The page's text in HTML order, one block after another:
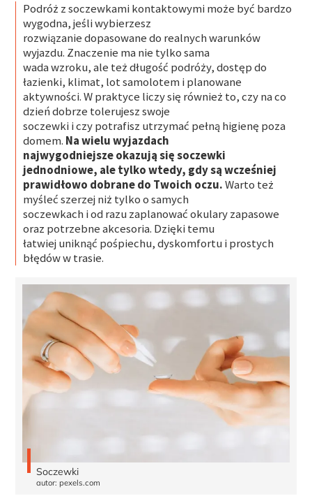
Podróż z soczewkami kontaktowymi może być bardzo
wygodna, jeśli wybierzesz
rozwiązanie dopasowane do realnych warunków
wyjazdu. Znaczenie ma nie tylko sama
wada wzroku, ale też długość podróży, dostęp do
łazienki, klimat, lot samolotem i planowane
aktywności. W praktyce liczy się również to, czy na co
dzień dobrze tolerujesz swoje
soczewki i czy potrafisz utrzymać pełną higienę poza
domem. Na wielu wyjazdach
najwygodniejsze okazują się soczewki
jednodniowe, ale tylko wtedy, gdy są wcześniej
prawidłowo dobrane do Twoich oczu.Warto też
myśleć szerzej niż tylko o samych
soczewkach i od razu zaplanować okulary zapasowe
oraz potrzebne akcesoria. Dzięki temu
łatwiej uniknąć pośpiechu, dyskomfortu i prostych
błędów w trasie.
Soczewki
autor: pexels.com